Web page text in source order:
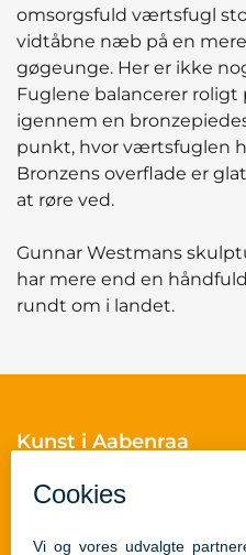
omsorgsfuld værtsfugl
vidtåbne næb på en
gøgeunge. Her er ikke
Fuglene balancerer roligt
igennem en
punkt, hvor værtsfuglen
Bronzens overflade er
at røre ved.
Gunnar Westmans
har mere end en
rundt om i landet.
Kunst i Aabenraa
6200 Aabenraa